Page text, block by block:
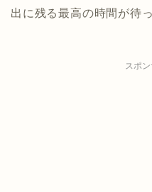
出に残る最高の時間が待
スポ